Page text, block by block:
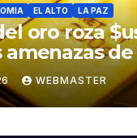
EL ALTO LA PAZ
oro roza
amenazas
WEBMASTER